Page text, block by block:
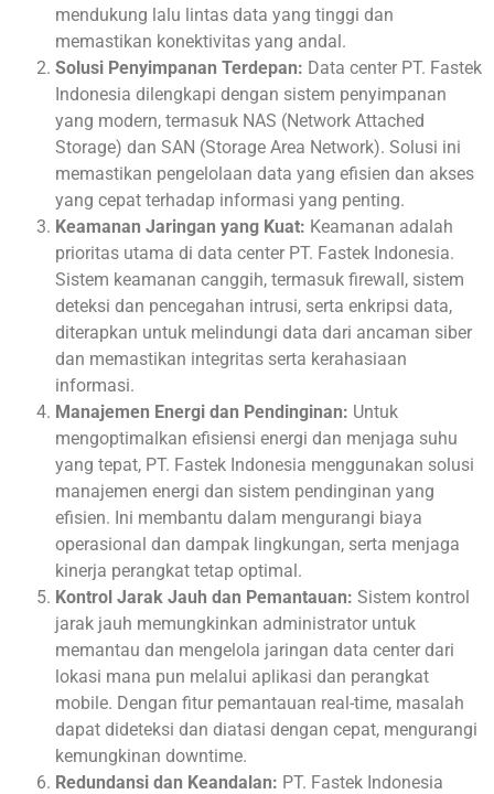
mendukung lalu lintas data yang tinggi dan
memastikan konektivitas yang andal.
Solusi Penyimpanan Terdepan: Data center PT. Fastek
Indonesia dilengkapi dengan sistem penyimpanan
yang modern, termasuk NAS (Network Attached
Storage) dan SAN (Storage Area Network). Solusi ini
memastikan pengelolaan data yang efisien dan akses
yang cepat terhadap informasi yang penting.
Keamanan Jaringan yang Kuat: Keamanan adalah
prioritas utama di data center PT. Fastek Indonesia.
Sistem keamanan canggih, termasuk firewall, sistem
deteksi dan pencegahan intrusi, serta enkripsi data,
diterapkan untuk melindungi data dari ancaman siber
dan memastikan integritas serta kerahasiaan
informasi.
Manajemen Energi dan Pendinginan: Untuk
mengoptimalkan efisiensi energi dan menjaga suhu
yang tepat, PT. Fastek Indonesia menggunakan solusi
manajemen energi dan sistem pendinginan yang
efisien. Ini membantu dalam mengurangi biaya
operasional dan dampak lingkungan, serta menjaga
kinerja perangkat tetap optimal.
Kontrol Jarak Jauh dan Pemantauan: Sistem kontrol
jarak jauh memungkinkan administrator untuk
memantau dan mengelola jaringan data center dari
lokasi mana pun melalui aplikasi dan perangkat
mobile. Dengan fitur pemantauan real-time, masalah
dapat dideteksi dan diatasi dengan cepat, mengurangi
kemungkinan downtime.
Redundansi dan Keandalan: PT. Fastek Indonesia